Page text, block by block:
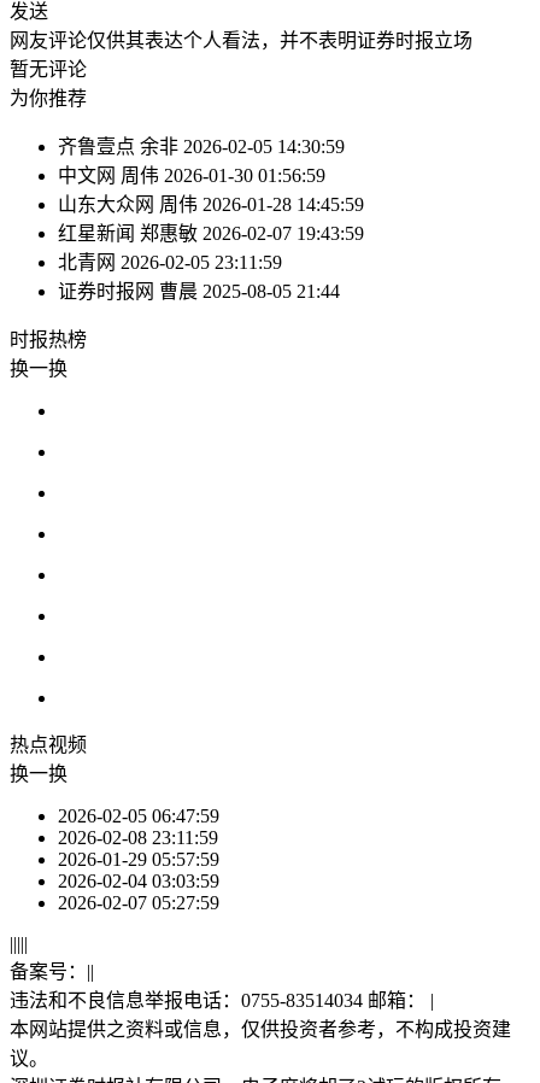
发送
网友评论仅供其表达个人看法，并不表明证券时报立场
暂无评论
为你推荐
齐鲁壹点 余非 2026-02-05 14:30:59
中文网 周伟 2026-01-30 01:56:59
山东大众网 周伟 2026-01-28 14:45:59
红星新闻 郑惠敏 2026-02-07 19:43:59
北青网 2026-02-05 23:11:59
证券时报网 曹晨 2025-08-05 21:44
时报热榜
换一换
热点视频
换一换
2026-02-05 06:47:59
2026-02-08 23:11:59
2026-01-29 05:57:59
2026-02-04 03:03:59
2026-02-07 05:27:59
|||||
备案号： ||
违法和不良信息举报电话：0755-83514034 邮箱： |
本网站提供之资料或信息，仅供投资者参考，不构成投资建
议。